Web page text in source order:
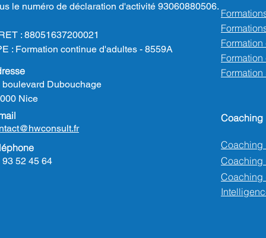
le numéro de déclaration d'activité 93060880506.
: 88051637200021
: Formation continue d'adultes - 8559A
boulevard Dubouchage
Nice
93 52 45 64
Coaching
Coaching
Coaching